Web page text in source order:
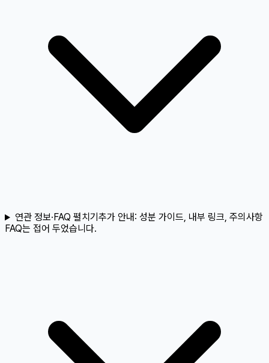
연관 정보·FAQ 펼치기 추가 안내: 성분 가이드, 내부 링크, 주의사항
FAQ는 접어 두었습니다.